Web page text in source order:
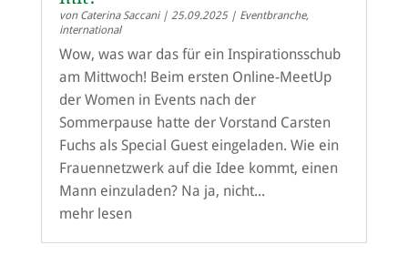
von Caterina Saccani| 25.09.2025| Eventbranche,
international
Wow, was war das für ein Inspirationsschub
am Mittwoch! Beim ersten Online-MeetUp
der Women in Events nach der
Sommerpause hatte der Vorstand Carsten
Fuchs als Special Guest eingeladen. Wie ein
Frauennetzwerk auf die Idee kommt, einen
Mann einzuladen? Na ja, nicht...
mehr lesen